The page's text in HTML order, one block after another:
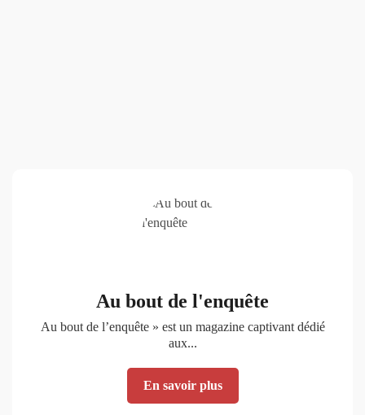
Au bout de l'enquête
Au bout de l’enquête » est un magazine captivant dédié
aux...
En savoir plus